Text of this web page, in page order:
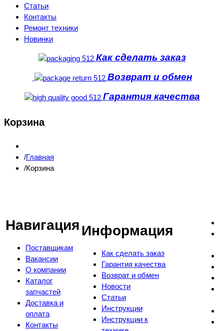
Статьи
Контакты
Ремонт техники
Новинки
Как сделать заказ
Возврат и обмен
Гарантия качества
Корзина
Главная
Корзина
Навигация
Поставщикам
Вакансии
О компании
Каталог
запчастей
Доставка и
оплата
Контакты
Информация
Как сделать заказ
Гарантия качества
Возврат и обмен
Новости
Статьи
Инструкции
Инструкции к